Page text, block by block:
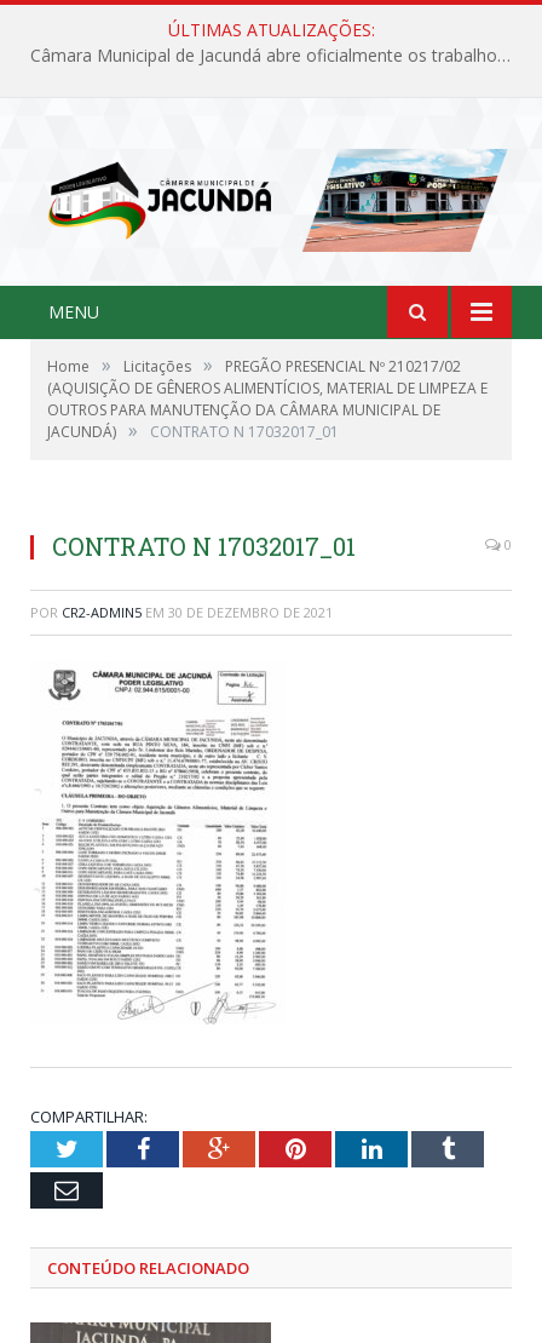
ÚLTIMAS ATUALIZAÇÕES:
Câmara Municipal de Jacundá abre oficialmente os trabalhos legislativos de 2026
MENU
Home » Licitações »
PREGÃO PRESENCIAL Nº 210217/02
(AQUISIÇÃO DE GÊNEROS ALIMENTÍCIOS, MATERIAL DE LIMPEZA E
OUTROS PARA MANUTENÇÃO DA CÂMARA MUNICIPAL DE
JACUNDÁ) » CONTRATO N 17032017_01
CONTRATO N 17032017_01 0
POR CR2-ADMIN5 EM 30 DE DEZEMBRO DE 2021
COMPARTILHAR:
TwitterFacebookGoogle+PinterestLinkedInTumblr
Email
CONTEÚDO RELACIONADO